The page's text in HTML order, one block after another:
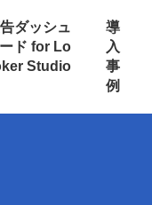
ダッシュ
ド for Lo
Studio
導
入
事
例